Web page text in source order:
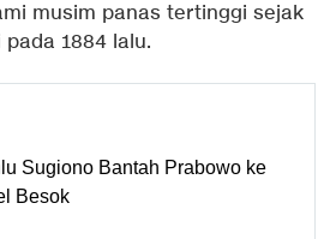
musim panas tertinggi sejak
1884 lalu.
Sugiono Bantah Prabowo ke
Besok